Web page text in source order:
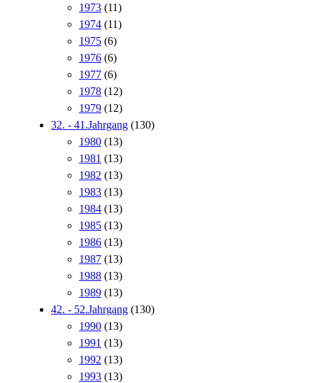
1973 (11)
1974 (11)
1975 (6)
1976 (6)
1977 (6)
1978 (12)
1979 (12)
32. - 41.Jahrgang (130)
1980 (13)
1981 (13)
1982 (13)
1983 (13)
1984 (13)
1985 (13)
1986 (13)
1987 (13)
1988 (13)
1989 (13)
42. - 52.Jahrgang (130)
1990 (13)
1991 (13)
1992 (13)
1993 (13)